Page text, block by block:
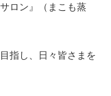
ロン』（まこも蒸
指し、日々皆さまを